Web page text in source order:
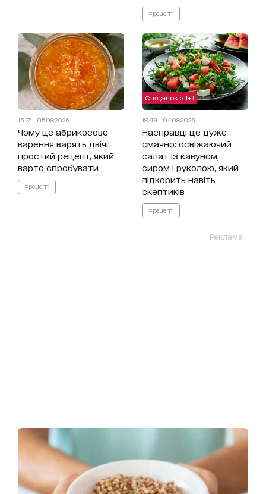
#рецепт
15:23 | 05.08.2026
Чому це абрикосове
варення варять двічі:
простий рецепт, який
варто спробувати
#рецепт
Сніданок з 1+1
18:49 | 04.08.2026
Насправді це дуже
смачно: освіжаючий
салат із кавуном,
сиром і руколою, який
підкорить навіть
скептиків
#рецепт
Реклама